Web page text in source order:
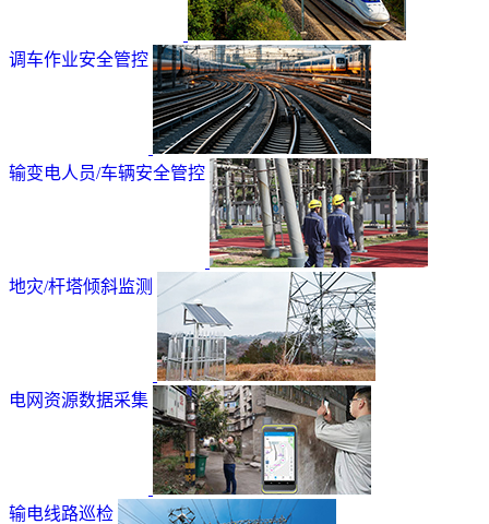
调车作业安全管控
输变电人员/车辆安全管控
地灾/杆塔倾斜监测
电网资源数据采集
输电线路巡检